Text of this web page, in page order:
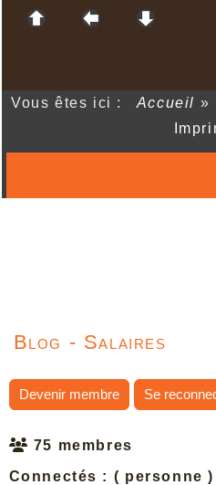
Vous êtes ici : Accueil »
Blog - Salaires
Devenir membre Se
75 membres
Connectés : ( personne )